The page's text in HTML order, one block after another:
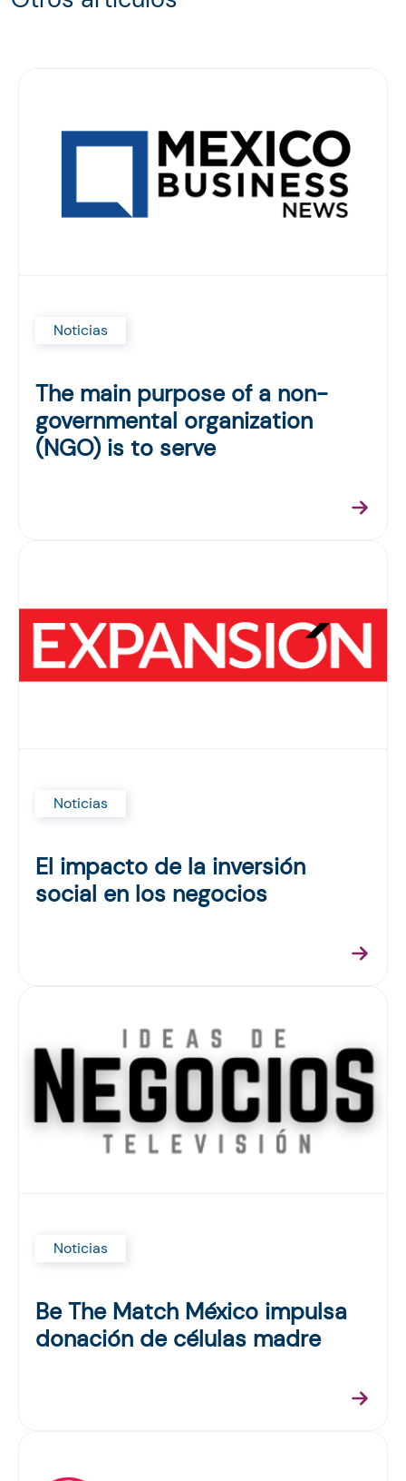
Noticias
The main purpose of a non-
governmental organization
(NGO) is to serve
Noticias
El impacto de la inversión
social en los negocios
Noticias
Be The Match México impulsa
donación de células madre